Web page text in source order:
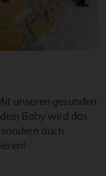
unseren gesunden
Baby wird das
auch